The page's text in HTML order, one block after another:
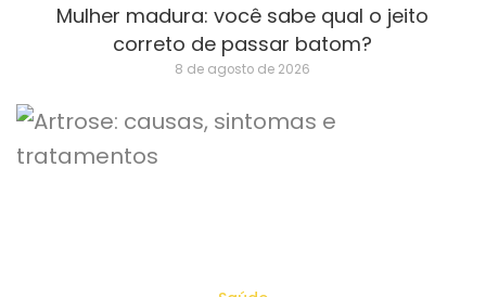
Mulher madura: você sabe qual o jeito
correto de passar batom?
8 de agosto de 2026